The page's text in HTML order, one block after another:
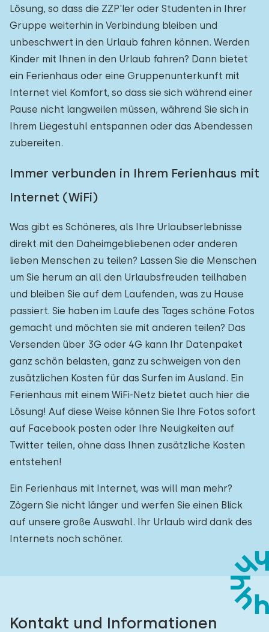
Lösung, so dass die ZZP'ler oder Studenten in Ihrer
Gruppe weiterhin in Verbindung bleiben und
unbeschwert in den Urlaub fahren können. Werden
Kinder mit Ihnen in den Urlaub fahren? Dann bietet
ein Ferienhaus oder eine Gruppenunterkunft mit
Internet viel Komfort, so dass sie sich während einer
Pause nicht langweilen müssen, während Sie sich in
Ihrem Liegestuhl entspannen oder das Abendessen
zubereiten.
Immer verbunden in Ihrem Ferienhaus mit
Internet (WiFi)
Was gibt es Schöneres, als Ihre Urlaubserlebnisse
direkt mit den Daheimgebliebenen oder anderen
lieben Menschen zu teilen? Lassen Sie die Menschen
um Sie herum an all den Urlaubsfreuden teilhaben
und bleiben Sie auf dem Laufenden, was zu Hause
passiert. Sie haben im Laufe des Tages schöne Fotos
gemacht und möchten sie mit anderen teilen? Das
Versenden über 3G oder 4G kann Ihr Datenpaket
ganz schön belasten, ganz zu schweigen von den
zusätzlichen Kosten für das Surfen im Ausland. Ein
Ferienhaus mit einem WiFi-Netz bietet auch hier die
Lösung! Auf diese Weise können Sie Ihre Fotos sofort
auf Facebook posten oder Ihre Neuigkeiten auf
Twitter teilen, ohne dass Ihnen zusätzliche Kosten
entstehen!
Ein Ferienhaus mit Internet, was will man mehr?
Zögern Sie nicht länger und werfen Sie einen Blick
auf unsere große Auswahl. Ihr Urlaub wird dank des
Internets noch schöner.
Kontakt und Informationen